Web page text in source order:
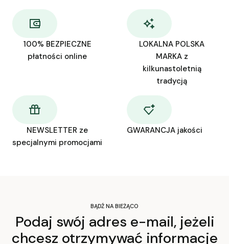
100% BEZPIECZNE
płatności online
LOKALNA POLSKA
MARKA z
kilkunastoletnią
tradycją
NEWSLETTER ze
specjalnymi promocjami
GWARANCJA jakości
BĄDŹ NA BIEŻĄCO
Podaj swój adres e-mail, jeżeli
chcesz otrzymywać informacje